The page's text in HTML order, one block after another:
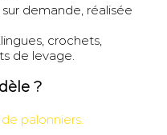
demande, réalisée
crochets,
de levage.
?
palonniers.